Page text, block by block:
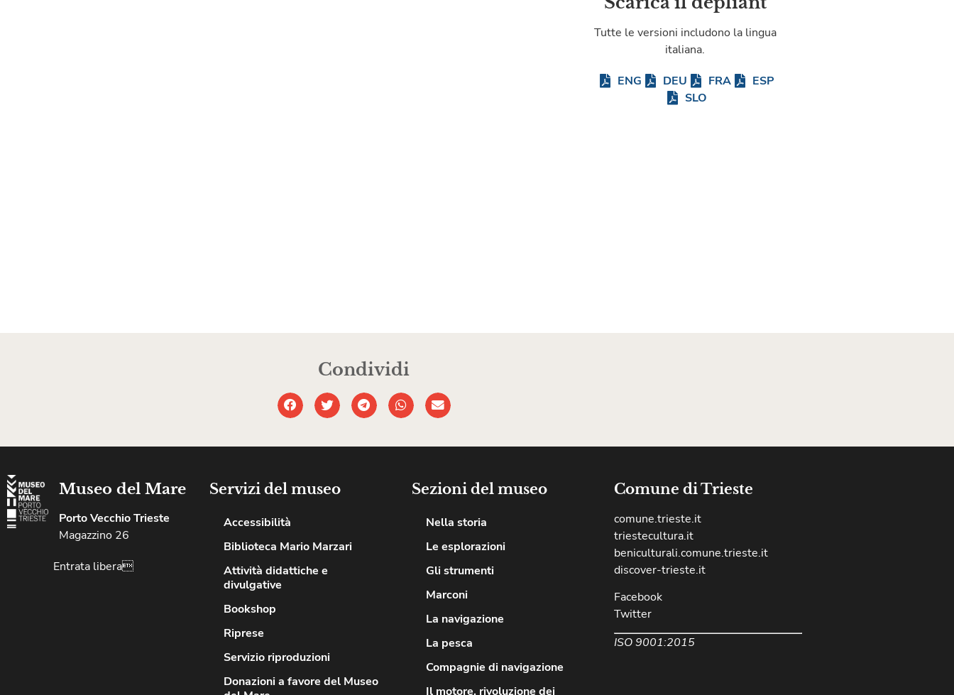
Tutte le versioni includono la lingua
italiana.
ENG
DEU FRA
ESP
SLO
Condividi
Museo del Mare
Porto Vecchio Trieste
Magazzino 26
Entrata libera
Servizi del museo
Accessibilità
Biblioteca Mario Marzari
Attività didattiche e
divulgative
Bookshop
Riprese
Servizio riproduzioni
Donazioni a favore del Museo
Sezioni del museo
Nella storia
Le esplorazioni
Gli strumenti
Marconi
La navigazione
La pesca
Compagnie di navigazione
Il motore, rivoluzione dei
Comune di Trieste
comune.trieste.it
triestecultura.it
beniculturali.comune.trieste.it
discover-trieste.it
Facebook
Twitter
ISO 9001:2015